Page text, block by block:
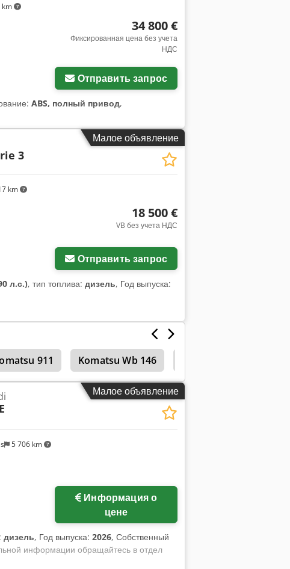
34 800 €
Фиксированная цена без учета
НДС
Отправить запрос
ABS, полный привод,
Малое объявление
km
3
18 500 €
VB без учета НДС
Отправить запрос
л.с.), тип топлива: дизель, Год выпуска:
911 Komatsu Wb 146
Малое объявление
5 706 km
цене
дизель, Год выпуска: 2026, Собственный
информации обращайтесь в отдел